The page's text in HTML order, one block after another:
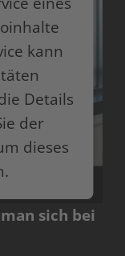
kann
Details
der
dieses
sich bei